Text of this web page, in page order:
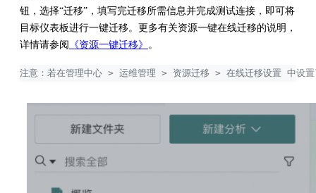
钮，选择“迁移”，填写完迁移所需信息并完成测试连接，即可将
目标仪表板进行一键迁移。更多有关资源一键在线迁移的说明，
详情请参阅
《资源一键迁移》 。
注意：若在管理中心 > 运维管理 > 资源迁移 > 在线迁移设置 中设置